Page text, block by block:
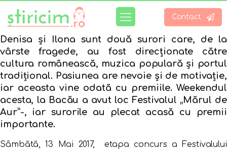
Contact
Denisa și Ilona sunt două surori care, de la
vârste fragede, au fost direcționate către
cultura românească, muzica populară și portul
tradițional. Pasiunea are nevoie și de motivație,
iar aceasta vine odată cu premiile. Weekendul
acesta, la Bacău a avut loc Festivalul „Mărul de
Aur”-, iar surorile au plecat acasă cu premii
importante.
Sâmbătă, 13 Mai 2017, etapa concurs a Festivalului